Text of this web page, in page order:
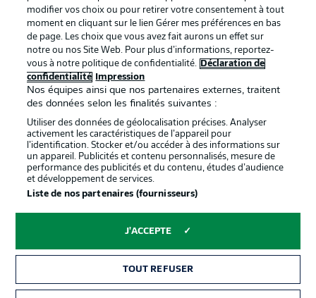
confidentialité
Travaux Contact
Impression Joueurs
© 2026 Bundesliga-Gruppe GmbH
Choisissez votre langue
Affichage
modifier vos choix ou pour retirer votre consentement à tout
moment en cliquant sur le lien Gérer mes préférences en bas
de page. Les choix que vous avez fait aurons un effet sur
notre ou nos Site Web. Pour plus d’informations, reportez-
vous à notre politique de confidentialité.
Déclaration de
confidentialité
Impression
Nos équipes ainsi que nos partenaires externes, traitent
des données selon les finalités suivantes :
Utiliser des données de géolocalisation précises. Analyser
activement les caractéristiques de l’appareil pour
l’identification. Stocker et/ou accéder à des informations sur
un appareil. Publicités et contenu personnalisés, mesure de
performance des publicités et du contenu, études d’audience
et développement de services.
Liste de nos partenaires (fournisseurs)
J'ACCEPTE
TOUT REFUSER